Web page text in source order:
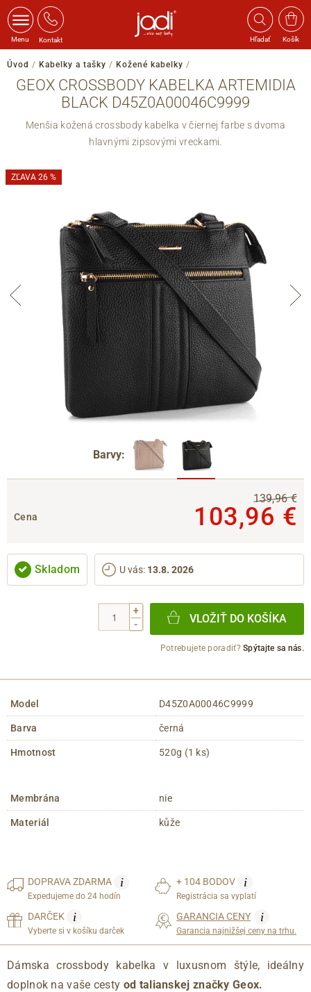
Menu Kontakt Hľadať Košík
Úvod / Kabelky a tašky / Kožené kabelky /
GEOX CROSSBODY KABELKA ARTEMIDIA
BLACK D45Z0A00046C9999
Menšia kožená crossbody kabelka v čiernej farbe s dvoma
hlavnými zipsovými vreckami.
ZĽAVA 26 %
Barvy:
Cena
139,96 €
103,96 €
Skladom U vás: 13.8. 2026
+
-
VLOŽIŤ DO KOŠÍKA
Potrebujete poradiť?Spýtajte sa nás.
Model D45Z0A00046C9999
Barva černá
Hmotnost 520g (1 ks)
Membrána nie
Materiál kůže
DOPRAVAZDARMA i
Expedujeme do 24 hodín
+ 104 BODOV i
Registrácia sa vyplatí
DARČEK i
Vyberte si v košíku darček
GARANCIA CENY i
Garancia najnižšej ceny na trhu.
Dámska crossbody kabelka v luxusnom štýle, ideálny
doplnok na vaše cesty od talianskej značky Geox.